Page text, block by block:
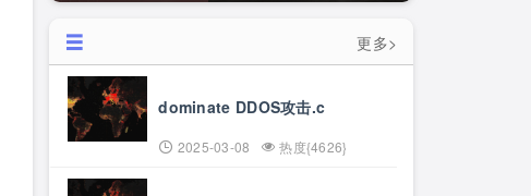
更多>
dominate DDOS攻击.c
2025-03-08 热度{4626}